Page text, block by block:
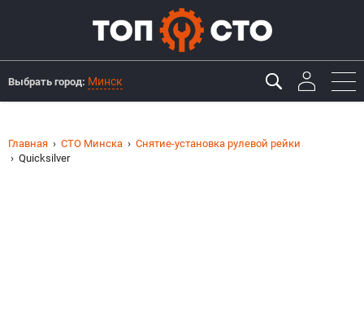
Выбрать город: Минск
Главная СТО Минска
Снятие-установка рулевой рейки
Quicksilver